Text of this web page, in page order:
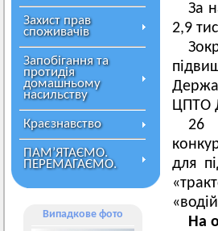
Захист прав
споживачів
Запобігання та
протидія
домашньому
насильству
Краєзнавство
ПАМ’ЯТАЄМО.
ПЕРЕМАГАЄМО.
Випадкове фото
За
2,9
ЦПТО
26
для
На